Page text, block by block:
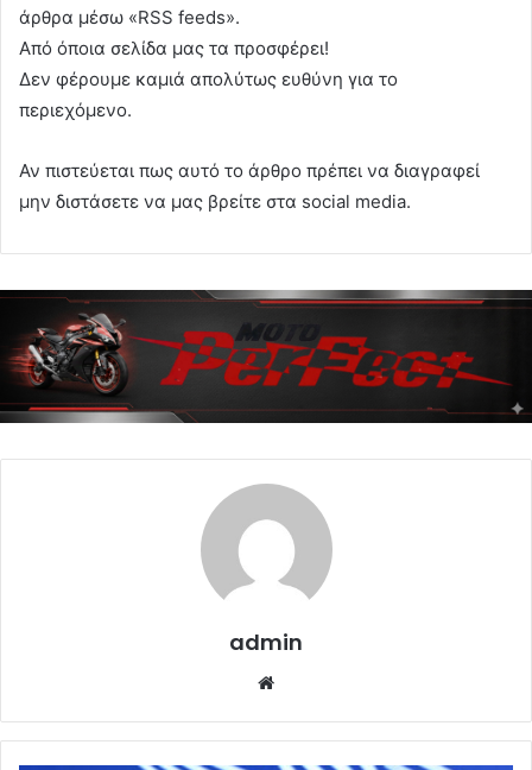
άρθρα μέσω «RSS feeds».
Από όποια σελίδα μας τα προσφέρει!
Δεν φέρουμε καμιά απολύτως ευθύνη για το
περιεχόμενο.
Αν πιστεύεται πως αυτό το άρθρο πρέπει να διαγραφεί
μην διστάσετε να μας βρείτε στα social media.
admin